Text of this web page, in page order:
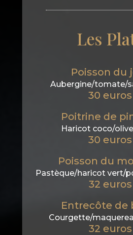
Les
Poisson du
Aubergine/tomate/
30 euros
Poitrine de
Haricot coco/
30 euros
Poisson du
Pastèque/haricot vert/
32 euros
Entrecôte
Courgette/
32 euros